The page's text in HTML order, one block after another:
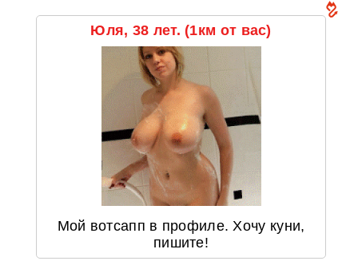
Юля, 38 лет. (1км от вас)
Мой вотсапп в профиле. Хочу куни,
пишите!